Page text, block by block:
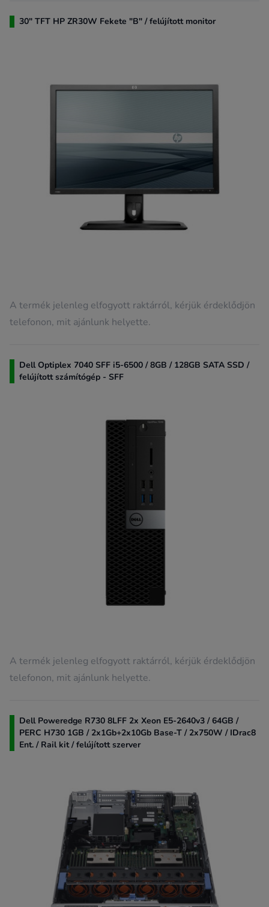
30" TFT HP ZR30W Fekete "B" / felújított monitor
A termék jelenleg elfogyott raktárról, kérjük érdeklődjön
telefonon, mit ajánlunk helyette.
Dell Optiplex 7040 SFF i5-6500 / 8GB / 128GB SATA SSD /
felújított számítógép - SFF
A termék jelenleg elfogyott raktárról, kérjük érdeklődjön
telefonon, mit ajánlunk helyette.
Dell Poweredge R730 8LFF 2x Xeon E5-2640v3 / 64GB /
PERC H730 1GB / 2x1Gb+2x10Gb Base-T / 2x750W / IDrac8
Ent. / Rail kit / felújított szerver